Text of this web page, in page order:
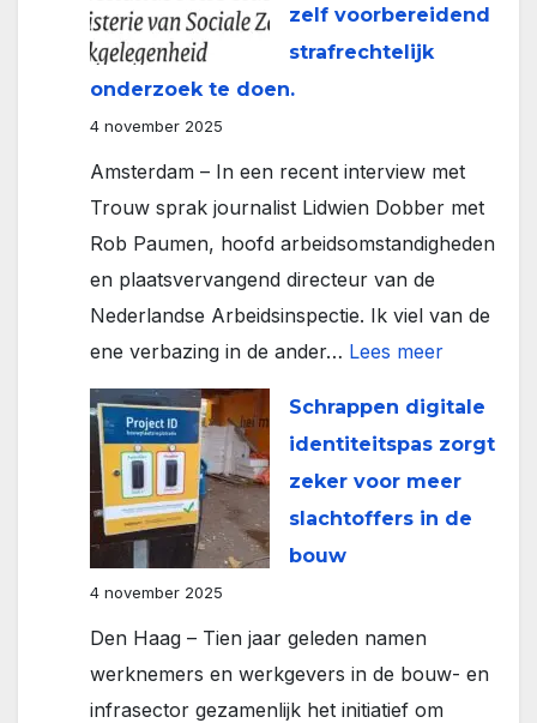
zelf voorbereidend
strafrechtelijk
onderzoek te doen.
4 november 2025
Amsterdam – In een recent interview met
Trouw sprak journalist Lidwien Dobber met
Rob Paumen, hoofd arbeidsomstandigheden
en plaatsvervangend directeur van de
Nederlandse Arbeidsinspectie. Ik viel van de
ene verbazing in de ander… Lees meer:
vraagt
bedrijven
zelf
te
doen.
Schrappen digitale
identiteitspas zorgt
zeker voor meer
slachtoffers in de
bouw
4 november 2025
Den Haag – Tien jaar geleden namen
werknemers en werkgevers in de bouw- en
infrasector gezamenlijk het initiatief om